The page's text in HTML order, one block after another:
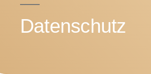
Datenschutz